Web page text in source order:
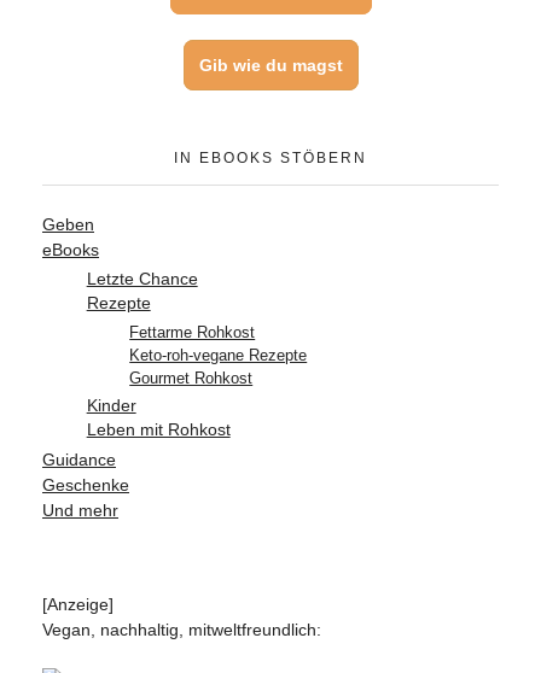
Gib wie du magst
IN EBOOKS STÖBERN
Geben
eBooks
Letzte Chance
Rezepte
Fettarme Rohkost
Keto-roh-vegane Rezepte
Gourmet Rohkost
Kinder
Leben mit Rohkost
Guidance
Geschenke
Und mehr
[Anzeige]
Vegan, nachhaltig, mitweltfreundlich: